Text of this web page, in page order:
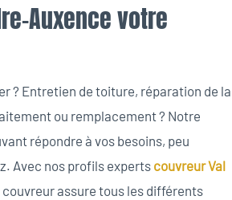
Auxence votre
? Entretien de toiture, réparation de la
ou remplacement ? Notre
répondre à vos besoins, peu
Avec nos profils experts couvreur Val
assure tous les différents